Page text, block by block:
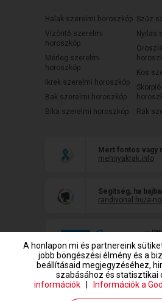
Halak szerelmi horoszkóp
Vízöntő szerelmi
horoszkóp
Mérleg szerelmi
horoszkóp
Ikrek szerelmi horoszkóp
Bak szerelmi horoszkóp
Bika szerelmi horoszkóp
Szűz
Nyilas
Kos
Rák
Mert fontos vagy
mehnyakrak.info
Segítség, ha
randivonal.hu/a-
A honlapon mi és partnereink
jobb böngészési élmény és a
beállításaid megjegyzéséhez,
szabásához és statisztikai
információk
Információk a